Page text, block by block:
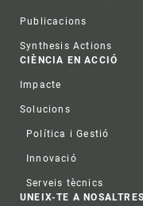
Publicacions
Synthesis Actions
CIÈNCIA EN ACCIÓ
Impacte
Solucions
Política i Gestió
Innovació
Serveis tècnics
UNEIX-TE A NOSALTRES